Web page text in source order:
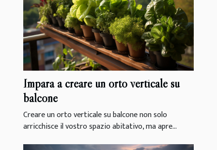
Impara a creare un orto verticale su
balcone
Creare un orto verticale su balcone non solo
arricchisce il vostro spazio abitativo, ma apre...